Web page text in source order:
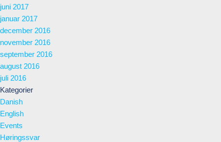
juni 2017
januar 2017
december 2016
november 2016
september 2016
august 2016
juli 2016
Kategorier
Danish
English
Events
Høringssvar